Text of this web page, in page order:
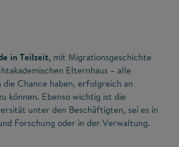
in Teilzeit, mit Migrationsgeschichte
Elternhaus – alle
die Chance haben, erfolgreich an
können. Ebenso wichtig ist die
unter den Beschäftigten, sei es in
Forschung oder in der Verwaltung.